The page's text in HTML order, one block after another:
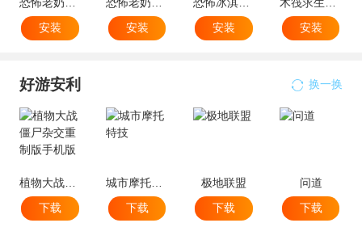
安装
安装
安装
安装
好游安利 换一换
植物大战僵尸杂交重制版手机版
下载
下载
极地联盟
下载
问道
下载